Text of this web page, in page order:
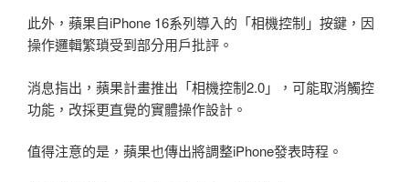
此外，蘋果自iPhone 16系列導入的「相機控制」按鍵，因
操作邏輯繁瑣受到部分用戶批評。
消息指出，蘋果計畫推出「相機控制2.0」，可能取消觸控
功能，改採更直覺的實體操作設計。
值得注意的是，蘋果也傳出將調整iPhone發表時程。